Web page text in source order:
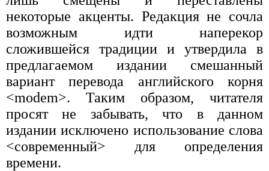
некоторые акценты. Редакция не сочла
возможным идти наперекор
сложившейся традиции и утвердила в
предлагаемом издании смешанный
вариант перевода английского корня
<modem>. Таким образом, читателя
просят не забывать, что в данном
издании исключено использование слова
<современный> для определения
времени.